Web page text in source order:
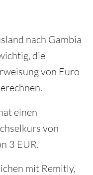
nach Gambia
die
von Euro
einen
von
3 EUR.
mit Remitly,